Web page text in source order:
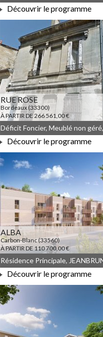
À PARTIR DE 278 520,00 €
Découvrir le programme
RUE ROSE
Bordeaux (33300)
À PARTIR DE 266 561,00 €
À PARTIR DE 266 561,00 €
Découvrir le programme
ALBA
Carbon-Blanc (33560)
À PARTIR DE 110 700,00 €
À PARTIR DE 110 700,00 €
Découvrir le programme